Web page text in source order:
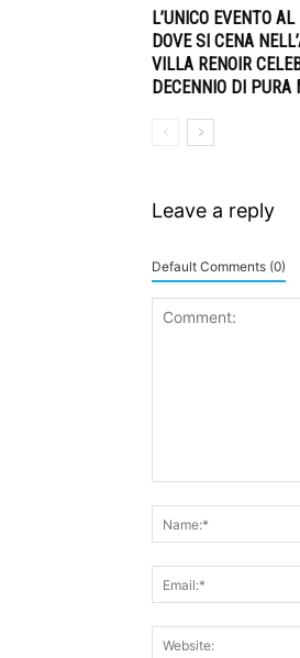
L’UNICO EVENTO
DOVE SI CENA
VILLA RENOIR
DECENNIO DI PURA
Leave a reply
Default Comments (0)